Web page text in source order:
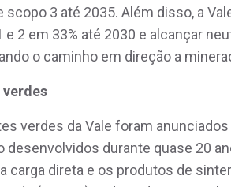
scopo 3 até 2035. Além disso, a
e 2 em 33% até 2030 e alcançar
o caminho em direção a
verdes da Vale foram
desenvolvidos durante quase 20
carga direta e os produtos de